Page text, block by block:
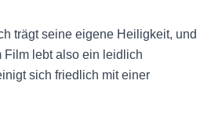
trägt seine eigene Heiligkeit, und
Film lebt also ein leidlich
sich friedlich mit einer